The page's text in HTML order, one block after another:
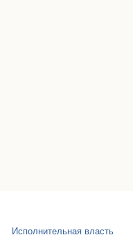
Исполнительная власть